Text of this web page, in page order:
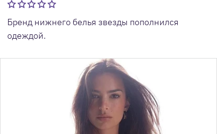
Бренд нижнего белья звезды пополнился
одеждой.